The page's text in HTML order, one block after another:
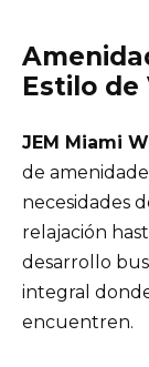
Estilo de
JEM Miami
de
necesidades
relajación
desarrollo
integral
encuentren.